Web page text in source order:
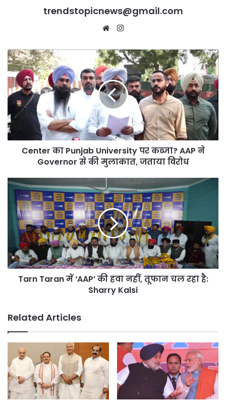
trendstopicnews@gmail.com
Website
Center
का
Punjab
University
पर
कब्जा?
AAP
ने
Governor
जताया
विरोध
Center का Punjab University पर कब्जा? AAP ने
Governor से की मुलाकात, जताया विरोध
Tarn
Taran
‘AAP’
की
हवा
नहीं,
तूफान
चल
Tarn Taran में ‘AAP’ की हवा नहीं, तूफान चल रहा है:
Sharry Kalsi
Related Articles